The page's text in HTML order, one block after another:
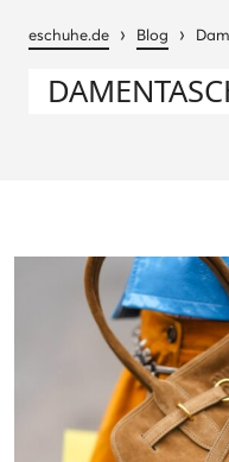
eschuhe.de › Blog ›